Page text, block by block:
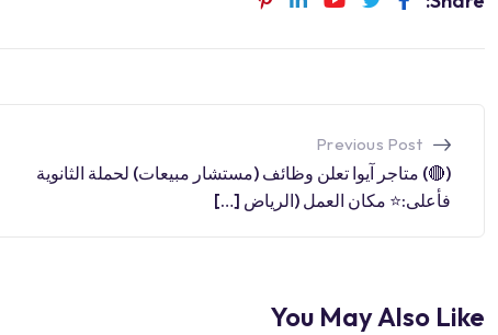
Previous Post
(🔴) متاجر آيوا تعلن وظائف (مستشار مبيعات) لحملة الثانوية
فأعلى:⭐️ مكان العمل (الرياض […]
You May Also Like